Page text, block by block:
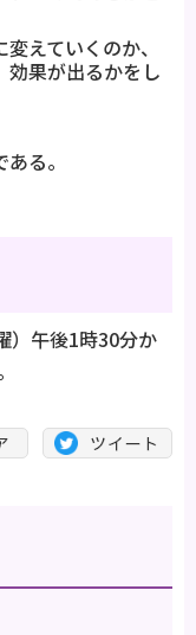
えていくのか、
効果が出るかをし
る。
）午後1時30分か